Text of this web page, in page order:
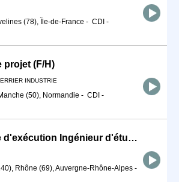
(78), Île-de-France - CDI -
projet (F/H)
INDUSTRIE
(50), Normandie - CDI -
Maître d'oeuvre d'exécution Ingénieur d'études (H/F)
Rhône (69), Auvergne-Rhône-Alpes -